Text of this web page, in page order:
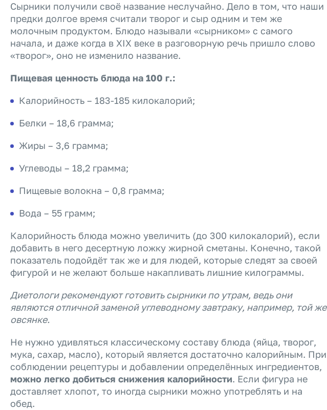
Сырники получили своё название неслучайно. Дело в том, что наши
предки долгое время считали творог и сыр одним и тем же
молочным продуктом. Блюдо называли «сырником» с самого
начала, и даже когда в XIX веке в разговорную речь пришло слово
«творог», оно не изменило название.
Пищевая ценность блюда на 100 г.:
Калорийность – 183-185 килокалорий;
Белки – 18,6 грамма;
Жиры – 3,6 грамма;
Углеводы – 18,2 грамма;
Пищевые волокна – 0,8 грамма;
Вода – 55 грамм;
Калорийность блюда можно увеличить (до 300 килокалорий), если
добавить в него десертную ложку жирной сметаны. Конечно, такой
показатель подойдёт так же и для людей, которые следят за своей
фигурой и не желают больше накапливать лишние килограммы.
Диетологи рекомендуют готовить сырники по утрам, ведь они
являются отличной заменой углеводному завтраку, например, той же
овсянке.
Не нужно удивляться классическому составу блюда (яйца, творог,
мука, сахар, масло), который является достаточно калорийным. При
соблюдении рецептуры и добавлении определённых ингредиентов,
можно легко добиться снижения калорийности. Если фигура не
доставляет хлопот, то иногда сырники можно употреблять и на
обед.